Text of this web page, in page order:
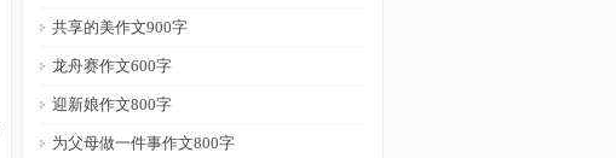
共享的美作文900字
龙舟赛作文600字
迎新娘作文800字
为父母做一件事作文800字